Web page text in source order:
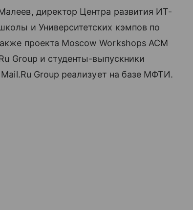
директор Центра развития ИТ-
и Университетских кэмпов по
проекта Moscow Workshops ACM
Group и студенты-выпускники
Group реализует на базе МФТИ.